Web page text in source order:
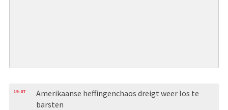
19-07
Amerikaanse heffingenchaos dreigt weer los te
barsten